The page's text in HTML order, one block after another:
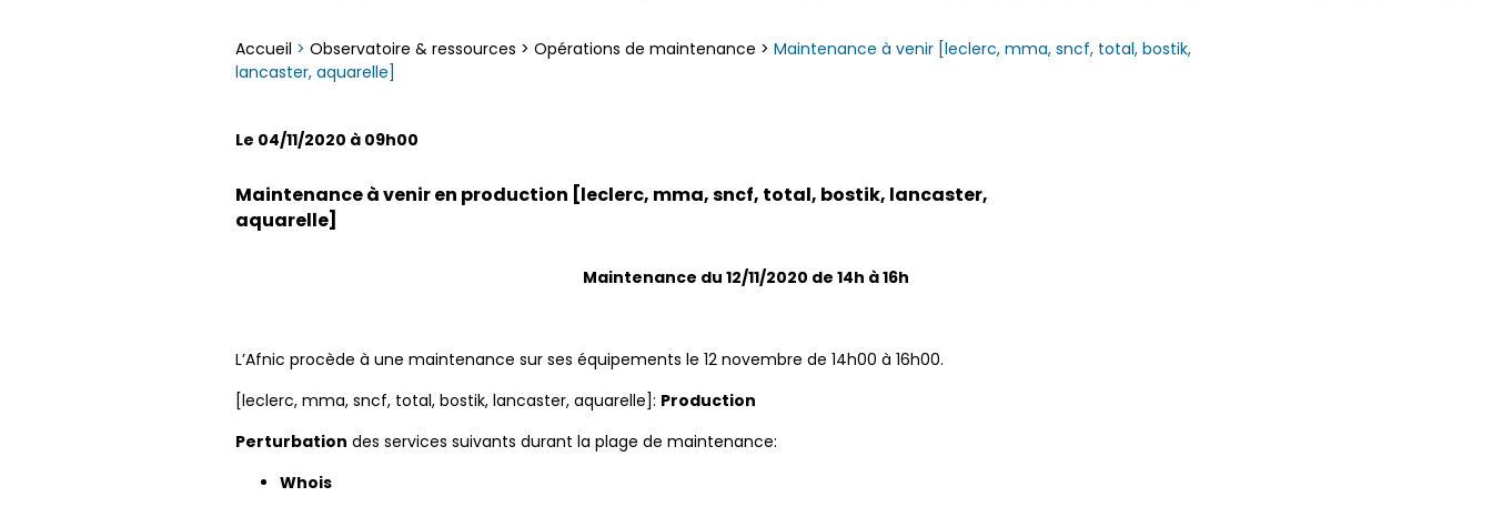
Accueil > Observatoire & ressources > Opérations de maintenance > Maintenance à venir [leclerc, mma, sncf, total, bostik,
lancaster, aquarelle]
Le 04/11/2020 à 09h00
Maintenance à venir en production [leclerc, mma, sncf, total, bostik, lancaster,
aquarelle]
Maintenance du 12/11/2020 de 14h à 16h
L’Afnic procède à une maintenance sur ses équipements le 12 novembre de 14h00 à 16h00.
[leclerc, mma, sncf, total, bostik, lancaster, aquarelle]: Production
Perturbation des services suivants durant la plage de maintenance:
Whois